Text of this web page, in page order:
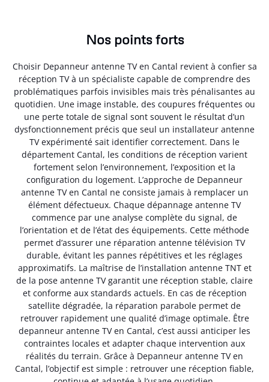
Nos points forts
Choisir Depanneur antenne TV en Cantal revient à confier sa
réception TV à un spécialiste capable de comprendre des
problématiques parfois invisibles mais très pénalisantes au
quotidien. Une image instable, des coupures fréquentes ou
une perte totale de signal sont souvent le résultat d’un
dysfonctionnement précis que seul un installateur antenne
TV expérimenté sait identifier correctement. Dans le
département Cantal, les conditions de réception varient
fortement selon l’environnement, l’exposition et la
configuration du logement. L’approche de Depanneur
antenne TV en Cantal ne consiste jamais à remplacer un
élément défectueux. Chaque dépannage antenne TV
commence par une analyse complète du signal, de
l’orientation et de l’état des équipements. Cette méthode
permet d’assurer une réparation antenne télévision TV
durable, évitant les pannes répétitives et les réglages
approximatifs. La maîtrise de l’installation antenne TNT et
de la pose antenne TV garantit une réception stable, claire
et conforme aux standards actuels. En cas de réception
satellite dégradée, la réparation parabole permet de
retrouver rapidement une qualité d’image optimale. Être
depanneur antenne TV en Cantal, c’est aussi anticiper les
contraintes locales et adapter chaque intervention aux
réalités du terrain. Grâce à Depanneur antenne TV en
Cantal, l’objectif est simple : retrouver une réception fiable,